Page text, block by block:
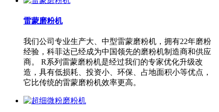
雷蒙磨粉机
我们公司专业生产大、中型雷蒙磨粉机，拥有22年磨粉
经验，科菲达已经成为中国领先的磨粉机制造商和供应
商。 R系列雷蒙磨粉机是经过我们的专家优化升级改
造，具有低损耗、投资小、环保、占地面积小等优点，
它比传统的雷蒙磨粉机效率更高。